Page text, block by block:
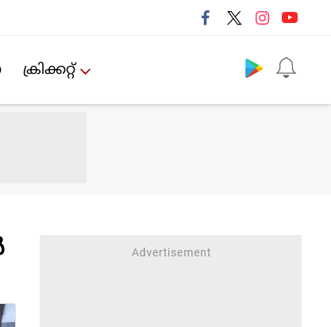
ക്രിക്കറ്റ്‌